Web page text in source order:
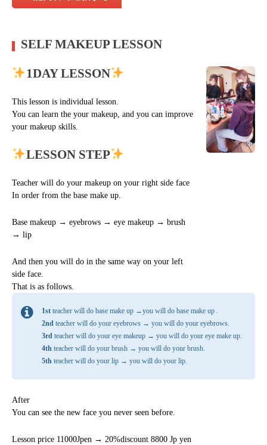
SELF MAKEUP LESSON
1DAY LESSON
This lesson is individual lesson.
You can learn the your makeup, and you can improve
your makeup skills.
LESSON STEP
Teacher will do your makeup on your right side face
In order from the base make up.
Base makeup → eyebrows → eye makeup → brush
→ lip
And then you will do in the same way on your left
side face.
That is as follows.
1st teacher will do base make up →you will do base make up .
2nd teacher will do your eyebrows → you will do your eyebrows.
3rd teacher will do your eye makeup → you will do your eye make up.
4th teacher will do your brush → you will do your brush.
5th teacher will do your lip → you will do your lip.
After
You can see the new face you never seen before.
Lesson price 11000Jpen → 20%discount 8800 Jp yen